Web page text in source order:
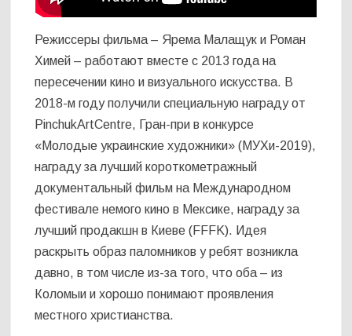
Режиссеры фильма – Ярема Малащук и Роман
Химей – работают вместе с 2013 года на
пересечении кино и визуального искусства. В
2018-м году получили специальную награду от
PinchukArtCentre, Гран-при в конкурсе
«Молодые украинские художники» (МУХи-2019),
награду за лучший короткометражный
документальный фильм на Международном
фестивале немого кино в Мексике, награду за
лучший продакшн в Киеве (FFFK). Идея
раскрыть образ паломников у ребят возникла
давно, в том числе из-за того, что оба – из
Коломыи и хорошо понимают проявления
местного христианства.